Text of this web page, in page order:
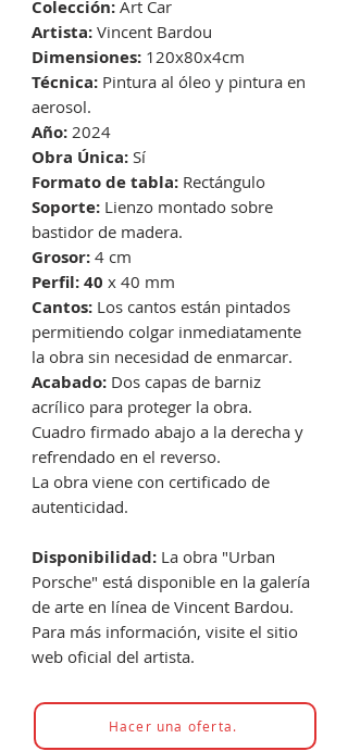
Colección: Art Car
Artista: Vincent Bardou
Dimensiones: 120x80x4cm
Técnica: Pintura al óleo y pintura en
aerosol.
Año: 2024
Obra Única: Sí
Formato de tabla: Rectángulo
Soporte: Lienzo montado sobre
bastidor de madera.
Grosor: 4 cm
Perfil: 40 x 40 mm
Cantos: Los cantos están pintados
permitiendo colgar inmediatamente
la obra sin necesidad de enmarcar.
Acabado: Dos capas de barniz
acrílico para proteger la obra.
Cuadro firmado abajo a la derecha y
refrendado en el reverso.
La obra viene con certificado de
autenticidad.
Disponibilidad: La obra "Urban
Porsche" está disponible en la galería
de arte en línea de Vincent Bardou.
Para más información, visite el sitio
web oficial del artista.
Hacer una oferta.